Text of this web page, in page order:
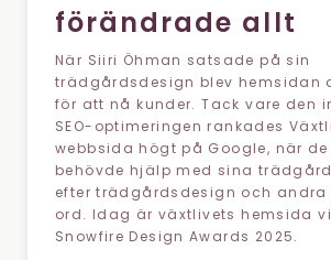
förändrade allt
När Siiri Öhman satsade på sin
trädgårdsdesign blev hemsidan
för att nå kunder. Tack vare den
SEO-optimeringen rankades
webbsida högt på Google, när de
behövde hjälp med sina
efter trädgårdsdesign och andra
ord. Idag är växtlivets hemsida
Snowfire Design Awards 2025.